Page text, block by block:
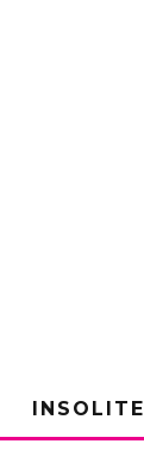
INSOLITE